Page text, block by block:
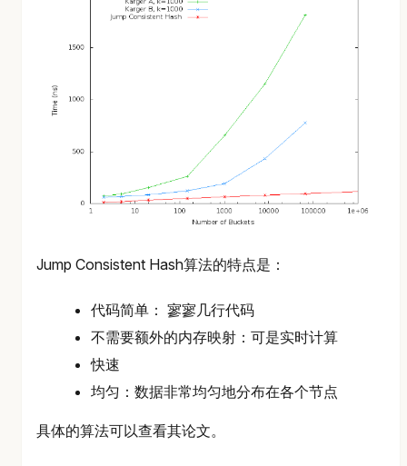
Jump Consistent Hash算法的特点是：
代码简单： 寥寥几行代码
不需要额外的内存映射：可是实时计算
快速
均匀：数据非常均匀地分布在各个节点
具体的算法可以查看其论文。